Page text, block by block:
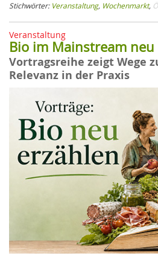
Stichwörter: Veranstaltung, Wochenmarkt,
Veranstaltung
Bio im Mainstream neu
Vortragsreihe zeigt Wege
Relevanz in der Praxis